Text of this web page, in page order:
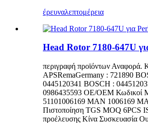
έρευναλεπτομέρεια
Head Rotor 7180-647U
περιγραφή προϊόντων Αναφορά.
APSRemaGermany : 721890
0445120341 BOSCH :
0986435593 OE/OEM Κωδικοί
51101006169 MAN 1006169
Πιστοποίηση TGS MOQ 6PCS
προέλευσης Κίνα Συσκευασία